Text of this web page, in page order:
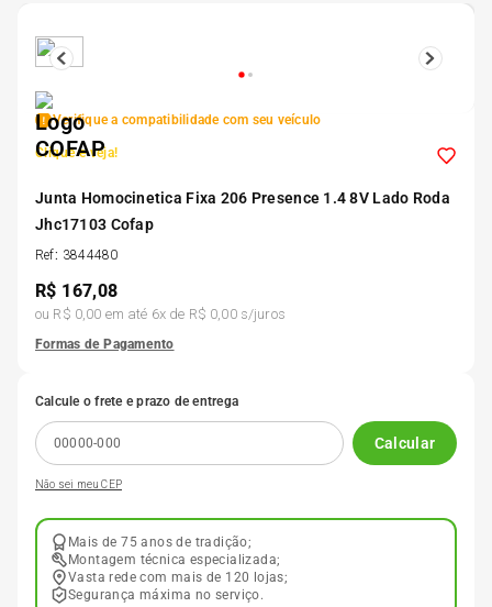
Verifique a compatibilidade com seu veículo
Clique e veja!
Junta Homocinetica Fixa 206 Presence 1.4 8V Lado Roda
Jhc17103 Cofap
Ref: 3844480
R$ 167,08
ou R$ 0,00 em até 6x de R$ 0,00s/juros
Formas de Pagamento
Calcule o frete e prazo de entrega
Calcular
Não sei meu CEP
Mais de 75 anos de tradição;
Montagem técnica especializada;
Vasta rede com mais de 120 lojas;
Segurança máxima no serviço.
5º
7
8º 205 55r16
9º Pneu